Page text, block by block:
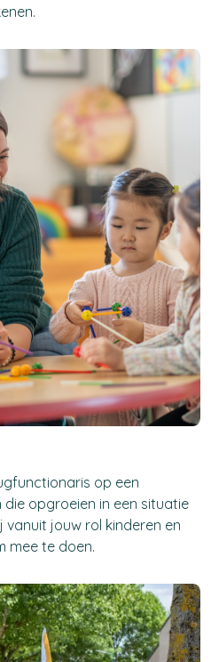
op een
opgroeien in een situatie
vanuit jouw rol kinderen en
mee te doen.